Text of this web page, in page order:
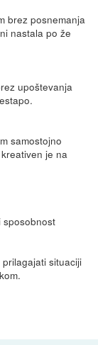
brez posnemanja
nastala po že
upoštevanja
samostojno
je na
sposobnost
situaciji